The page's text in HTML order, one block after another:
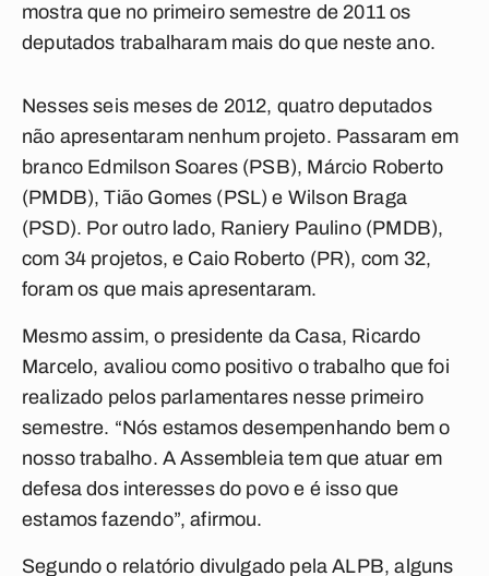
mostra que no primeiro semestre de 2011 os
deputados trabalharam mais do que neste ano.
Nesses seis meses de 2012, quatro deputados
não apresentaram nenhum projeto. Passaram em
branco Edmilson Soares (PSB), Márcio Roberto
(PMDB), Tião Gomes (PSL) e Wilson Braga
(PSD). Por outro lado, Raniery Paulino (PMDB),
com 34 projetos, e Caio Roberto (PR), com 32,
foram os que mais apresentaram.
Mesmo assim, o presidente da Casa, Ricardo
Marcelo, avaliou como positivo o trabalho que foi
realizado pelos parlamentares nesse primeiro
semestre. “Nós estamos desempenhando bem o
nosso trabalho. A Assembleia tem que atuar em
defesa dos interesses do povo e é isso que
estamos fazendo”, afirmou.
Segundo o relatório divulgado pela ALPB, alguns